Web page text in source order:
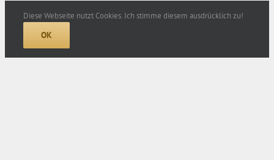
Diese Webseite nutzt Cookies. Ich stimme diesem ausdrücklich zu!
OK